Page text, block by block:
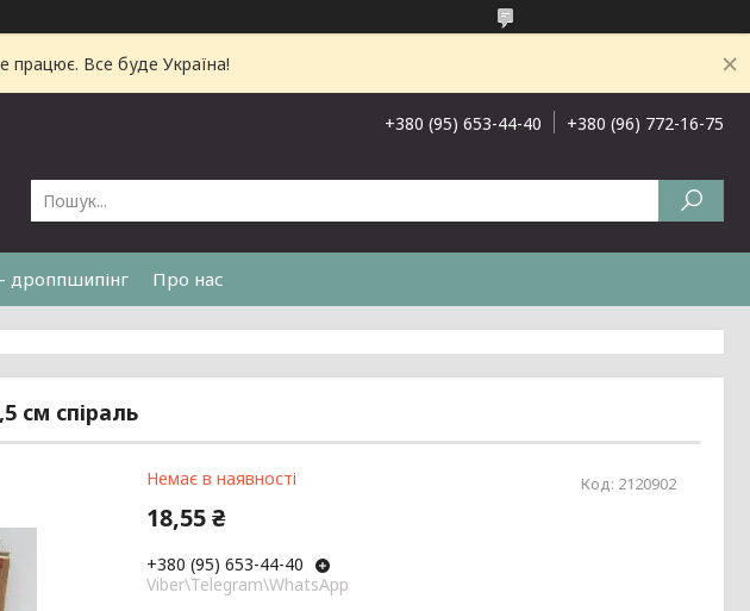
працює. Все буде Україна!
+380 (95) 653-44-40 +380 (96) 772-16-75
дроппшипінг Про нас
см спіраль
Немає в наявності Код: 2120902
18,55 ₴
+380 (95) 653-44-40
Viber\Telegram\WhatsApp